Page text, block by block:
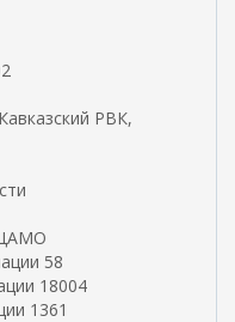
) с
РВК,
ЦАМО
58
18004
1361